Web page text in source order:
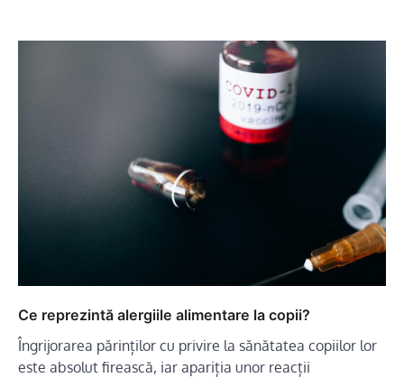
Ce reprezintă alergiile alimentare la copii?
Îngrijorarea părinților cu privire la sănătatea copiilor lor
este absolut firească, iar apariția unor reacții